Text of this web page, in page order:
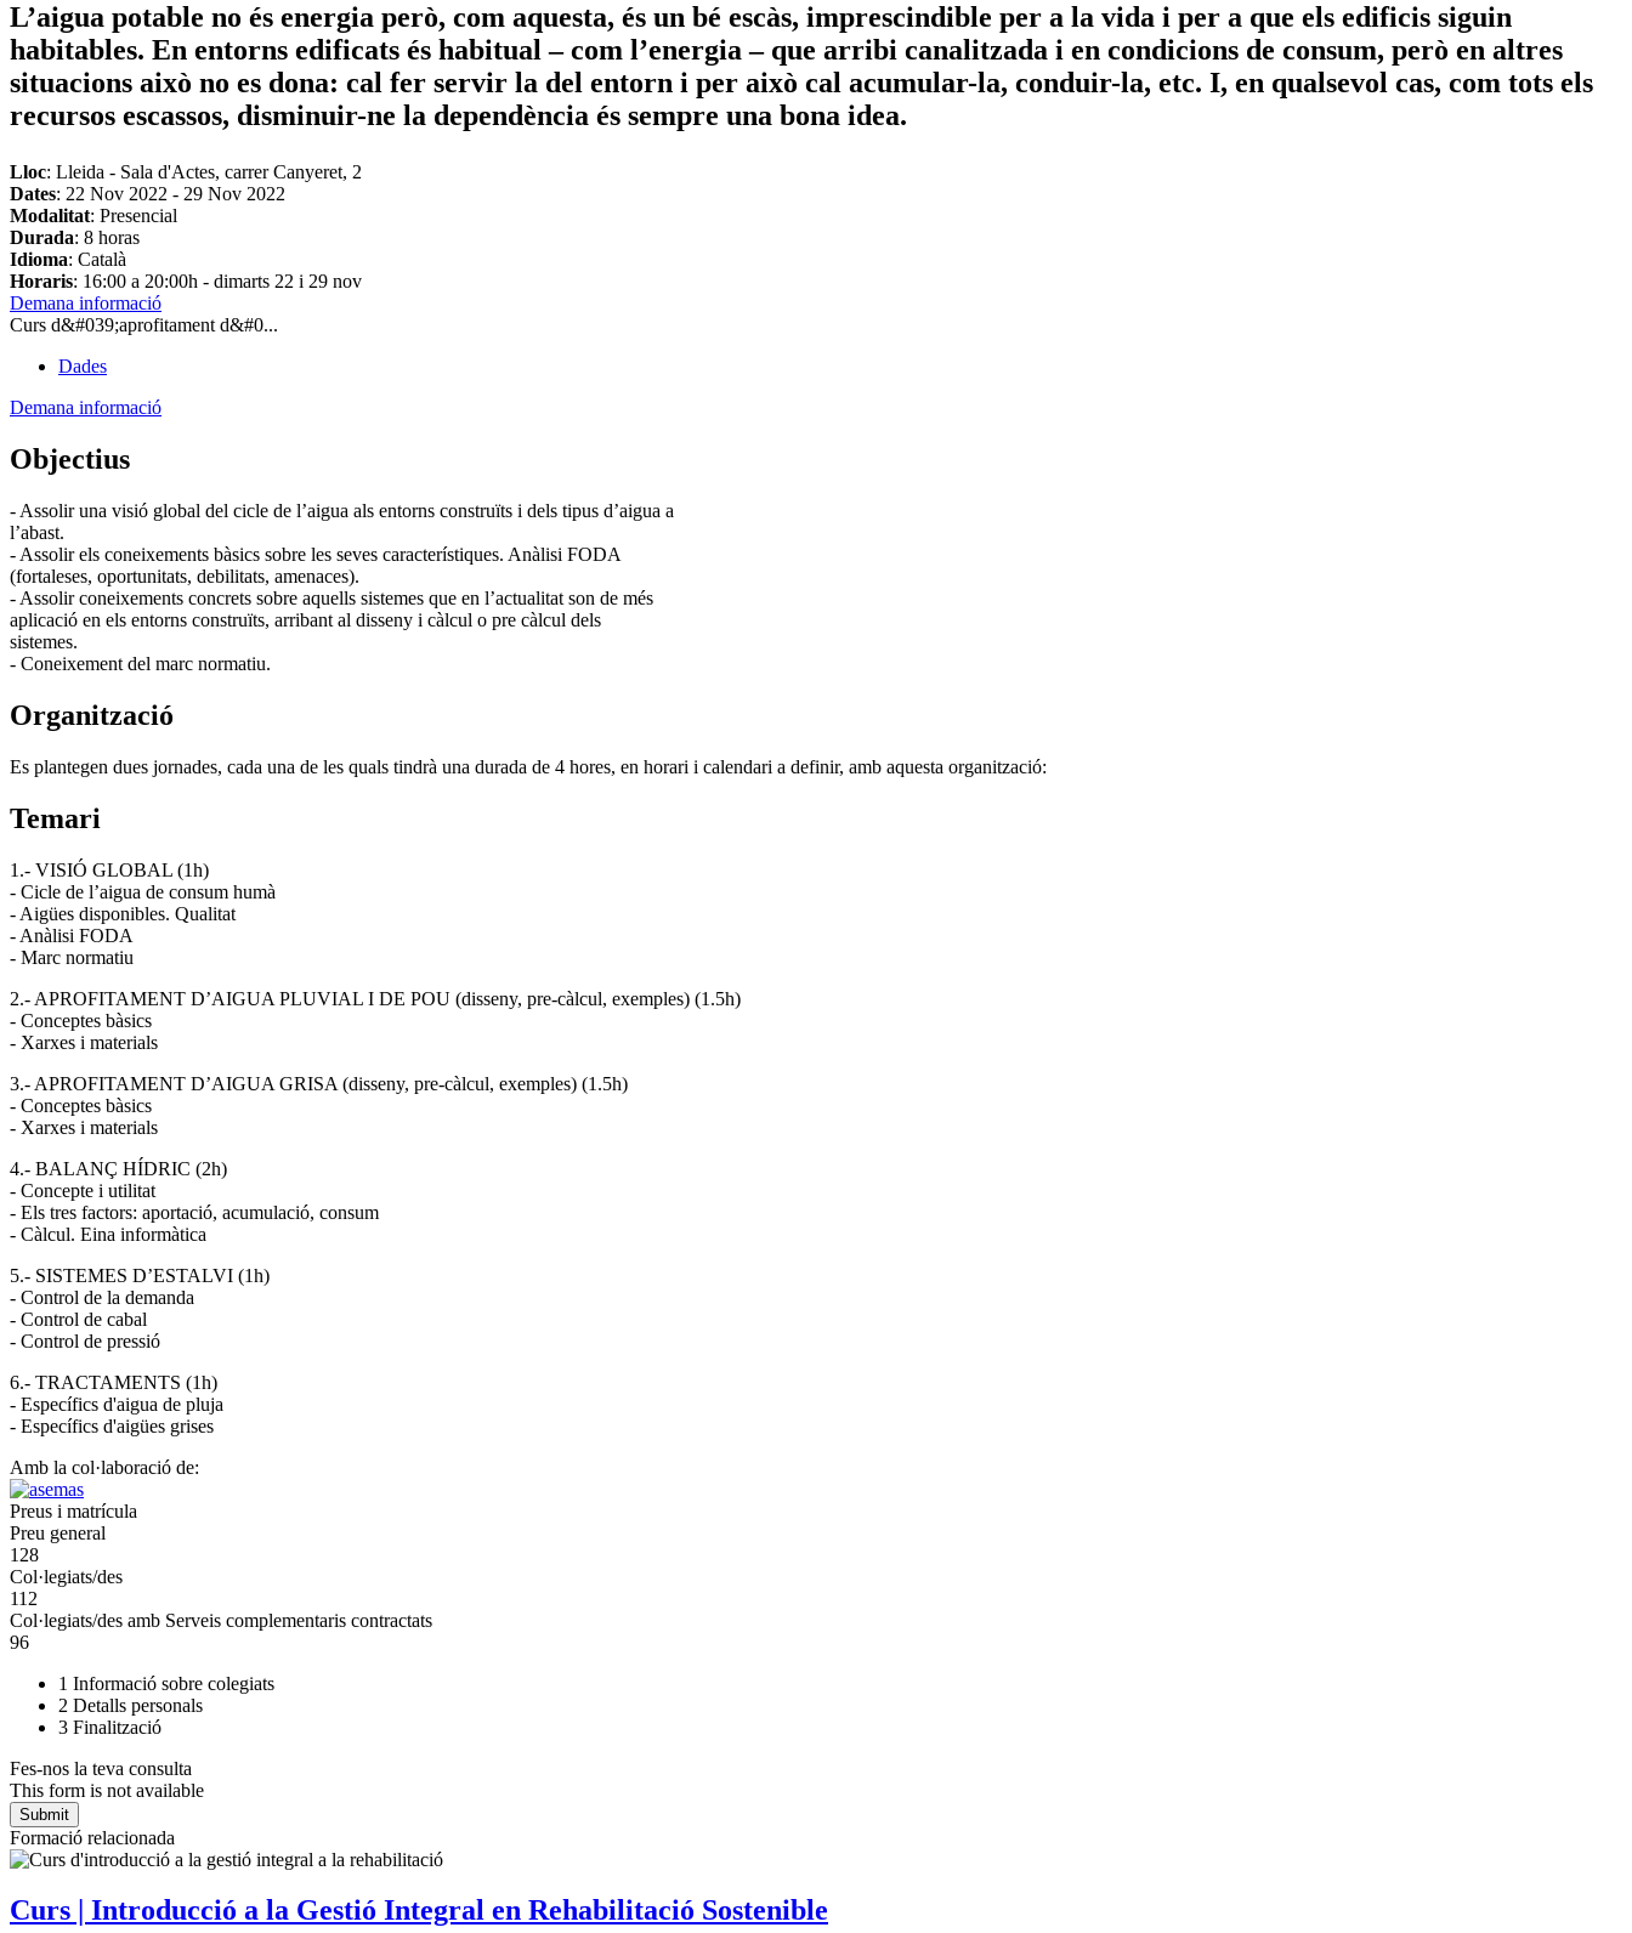
L’aigua potable no és energia però, com aquesta, és un bé escàs, imprescindible per a la vida i per a que els edificis siguin
habitables. En entorns edificats és habitual – com l’energia – que arribi canalitzada i en condicions de consum, però en altres
situacions això no es dona: cal fer servir la del entorn i per això cal acumular-la, conduir-la, etc. I, en qualsevol cas, com tots els
recursos escassos, disminuir-ne la dependència és sempre una bona idea.
Lloc: Lleida - Sala d'Actes, carrer Canyeret, 2
Dates: 22 Nov 2022 - 29 Nov 2022
Modalitat: Presencial
Durada: 8 horas
Idioma: Català
Horaris: 16:00 a 20:00h - dimarts 22 i 29 nov
Demana informació
Curs d&#039;aprofitament d&#0...
Dades
Demana informació
Objectius
- Assolir una visió global del cicle de l’aigua als entorns construïts i dels tipus d’aigua a
l’abast.
- Assolir els coneixements bàsics sobre les seves característiques. Anàlisi FODA
(fortaleses, oportunitats, debilitats, amenaces).
- Assolir coneixements concrets sobre aquells sistemes que en l’actualitat son de més
aplicació en els entorns construïts, arribant al disseny i càlcul o pre càlcul dels
sistemes.
- Coneixement del marc normatiu.
Organització
Es plantegen dues jornades, cada una de les quals tindrà una durada de 4 hores, en horari i calendari a definir, amb aquesta organització:
Temari
1.- VISIÓ GLOBAL (1h)
- Cicle de l’aigua de consum humà
- Aigües disponibles. Qualitat
- Anàlisi FODA
- Marc normatiu
2.- APROFITAMENT D’AIGUA PLUVIAL I DE POU (disseny, pre-càlcul, exemples) (1.5h)
- Conceptes bàsics
- Xarxes i materials
3.- APROFITAMENT D’AIGUA GRISA (disseny, pre-càlcul, exemples) (1.5h)
- Conceptes bàsics
- Xarxes i materials
4.- BALANÇ HÍDRIC (2h)
- Concepte i utilitat
- Els tres factors: aportació, acumulació, consum
- Càlcul. Eina informàtica
5.- SISTEMES D’ESTALVI (1h)
- Control de la demanda
- Control de cabal
- Control de pressió
6.- TRACTAMENTS (1h)
- Específics d'aigua de pluja
- Específics d'aigües grises
Amb la col·laboració de:
Preus i matrícula
Preu general
128
Col·legiats/des
112
Col·legiats/des amb Serveis complementaris contractats
96
1 Informació sobre colegiats
2 Detalls personals
3 Finalització
Fes-nos la teva consulta
This form is not available
Formació relacionada
Curs | Introducció a la Gestió Integral en Rehabilitació Sostenible